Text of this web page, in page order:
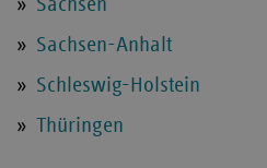
Sachsen-Anhalt
Schleswig-Holstein
Thüringen